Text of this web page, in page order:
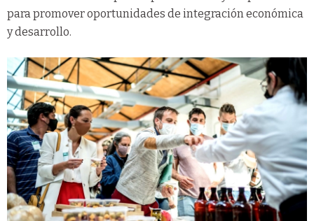
para promover oportunidades de integración económica
y desarrollo.